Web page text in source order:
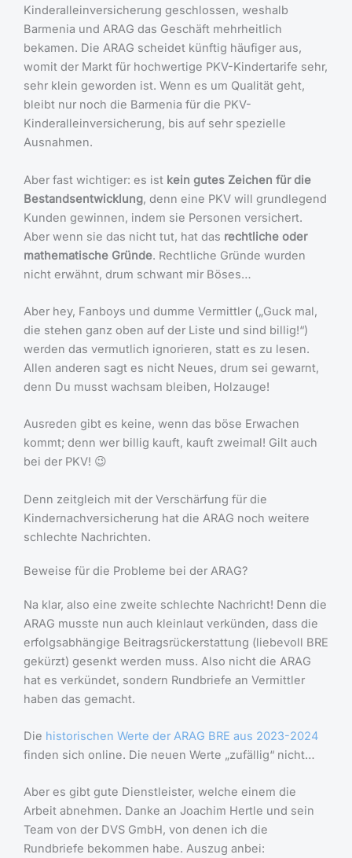
Kinderalleinversicherung geschlossen, weshalb
Barmenia und ARAG das Geschäft mehrheitlich
bekamen. Die ARAG scheidet künftig häufiger aus,
womit der Markt für hochwertige PKV-Kindertarife sehr,
sehr klein geworden ist. Wenn es um Qualität geht,
bleibt nur noch die Barmenia für die PKV-
Kinderalleinversicherung, bis auf sehr spezielle
Ausnahmen.
Aber fast wichtiger: es ist kein gutes Zeichen für die
Bestandsentwicklung, denn eine PKV will grundlegend
Kunden gewinnen, indem sie Personen versichert.
Aber wenn sie das nicht tut, hat das rechtliche oder
mathematische Gründe. Rechtliche Gründe wurden
nicht erwähnt, drum schwant mir Böses…
Aber hey, Fanboys und dumme Vermittler („Guck mal,
die stehen ganz oben auf der Liste und sind billig!“)
werden das vermutlich ignorieren, statt es zu lesen.
Allen anderen sagt es nicht Neues, drum sei gewarnt,
denn Du musst wachsam bleiben, Holzauge!
Ausreden gibt es keine, wenn das böse Erwachen
kommt; denn wer billig kauft, kauft zweimal! Gilt auch
bei der PKV! 😉
Denn zeitgleich mit der Verschärfung für die
Kindernachversicherung hat die ARAG noch weitere
schlechte Nachrichten.
Beweise für die Probleme bei der ARAG?
Na klar, also eine zweite schlechte Nachricht! Denn die
ARAG musste nun auch kleinlaut verkünden, dass die
erfolgsabhängige Beitragsrückerstattung (liebevoll BRE
gekürzt) gesenkt werden muss. Also nicht die ARAG
hat es verkündet, sondern Rundbriefe an Vermittler
haben das gemacht.
Die historischen Werte der ARAG BRE aus 2023-2024
finden sich online. Die neuen Werte „zufällig“ nicht…
Aber es gibt gute Dienstleister, welche einem die
Arbeit abnehmen. Danke an Joachim Hertle und sein
Team von der DVS GmbH, von denen ich die
Rundbriefe bekommen habe. Auszug anbei: